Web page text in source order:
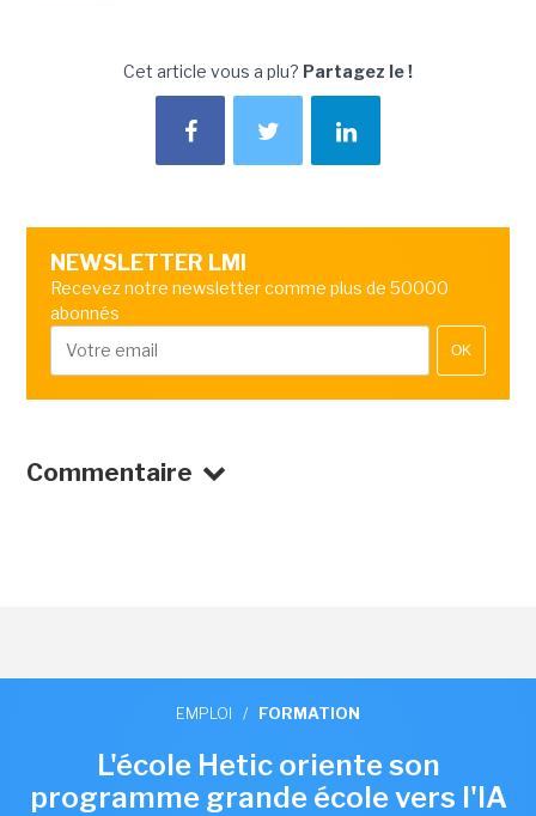
Cet article vous a plu? Partagez le !
NEWSLETTER LMI
Recevez notre newsletter comme plus de 50000
abonnés
OK
Commentaire
EMPLOI / FORMATION
L'école Hetic oriente son
programme grande école vers l'IA